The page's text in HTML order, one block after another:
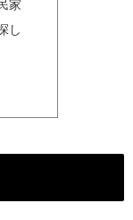
家
し